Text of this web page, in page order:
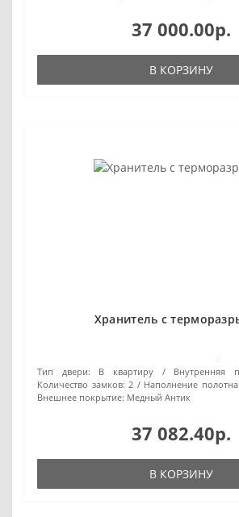
37 000.00р.
В КОРЗИНУ
Хранитель с
Тип двери:
В квартиру Внутренняя
Количество замков: 2 Наполнение полотна:
Внешнее покрытие: Медный Антик
37 082.40р.
В КОРЗИНУ